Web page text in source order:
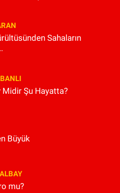
Sahaların
Midir Şu Hayatta?
Büyük
mu?